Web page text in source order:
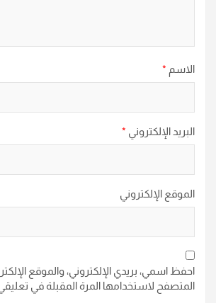
الاسم *
البريد الإلكتروني *
الموقع الإلكتروني
احفظ اسمي، بريدي الإلكتروني، والموقع
المتصفح لاستخدامها المرة المقبلة في